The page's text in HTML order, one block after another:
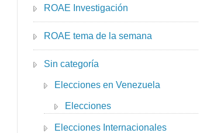
ROAE Investigación
ROAE tema de la semana
Sin categoría
Elecciones en Venezuela
Elecciones
Elecciones Internacionales